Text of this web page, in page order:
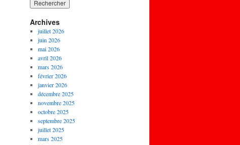
Archives
juillet 2026
juin 2026
mai 2026
avril 2026
mars 2026
février 2026
janvier 2026
décembre 2025
novembre 2025
octobre 2025
septembre 2025
juillet 2025
mars 2025